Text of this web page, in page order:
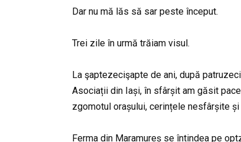
Dar nu mă lăs să sar peste început.
Trei zile în urmă trăiam visul.
La şaptezecişapte de ani, după
Asociații din Iași, în sfârșit am găsit
zgomotul orașului, cerințele nesfârșite
Ferma din Maramureș se întindea pe